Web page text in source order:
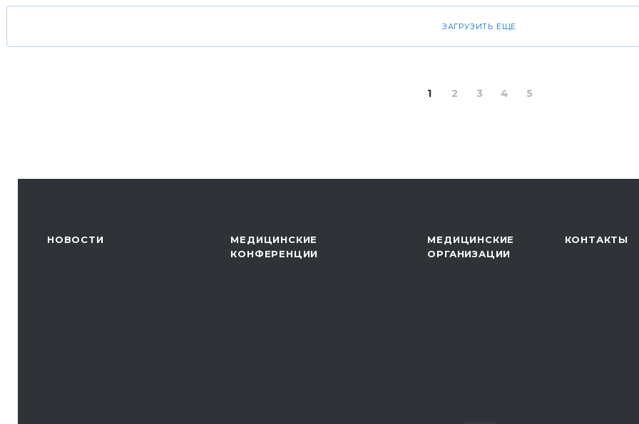
ЗАГРУЗИТЬ ЕЩЕ
1 2 3 4 5
НОВОСТИ
МЕДИЦИНСКИЕ
КОНФЕРЕНЦИИ
МЕДИЦИНСКИЕ
ОРГАНИЗАЦИИ
КОНТАКТЫ